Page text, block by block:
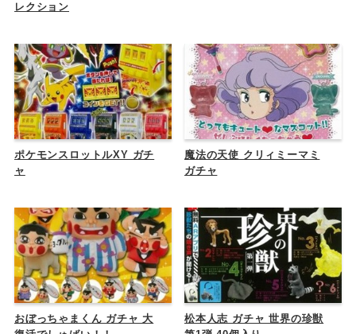
レクション
ポケモンスロットルXY ガチ
ャ
魔法の天使 クリィミーマミ
ガチャ
おぼっちゃまくん ガチャ 大
松本人志 ガチャ 世界の珍獣